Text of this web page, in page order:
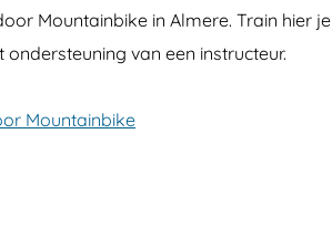
Mountainbike in Almere. Train hier je
van een instructeur.
Mountainbike